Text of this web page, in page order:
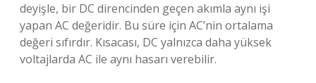
deyişle, bir DC direncinden geçen akımla aynı işi
yapan AC değeridir. Bu süre için AC’nin ortalama
değeri sıfırdır. Kısacası, DC yalnızca daha yüksek
voltajlarda AC ile aynı hasarı verebilir.